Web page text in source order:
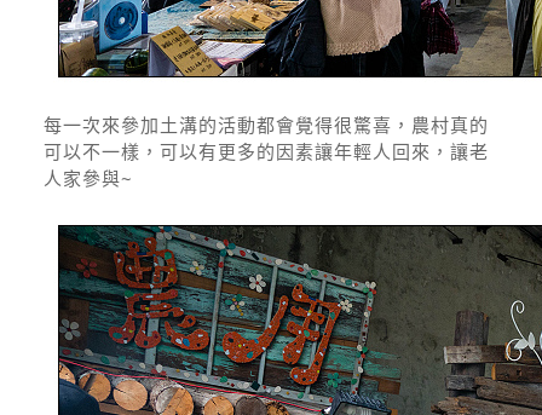
每一次來參加土溝的活動都會覺得很驚喜，農村真的
可以不一樣，可以有更多的因素讓年輕人回來，讓老
人家參與~